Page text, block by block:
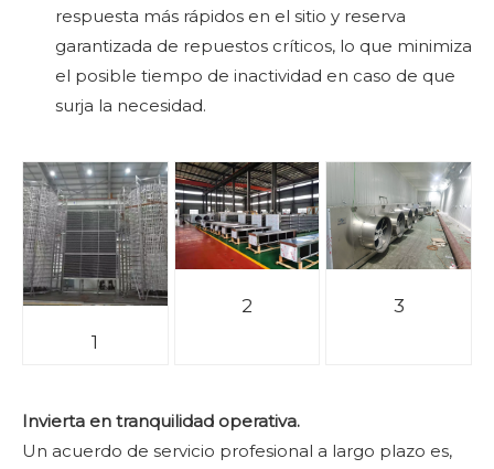
respuesta más rápidos en el sitio y reserva
garantizada de repuestos críticos, lo que minimiza
el posible tiempo de inactividad en caso de que
surja la necesidad.
1
2 3
Invierta en tranquilidad operativa.
Un acuerdo de servicio profesional a largo plazo es,